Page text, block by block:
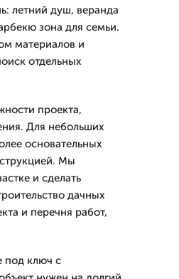
летний душ, веранда
зона для семьи.
материалов и
отдельных
проекта,
Для небольших
основательных
Мы
и сделать
дачных
и перечня работ,
под ключ с